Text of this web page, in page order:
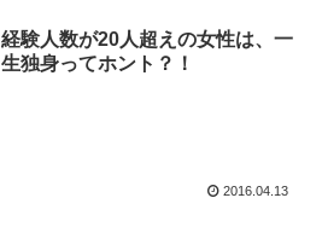
経験人数が20人超えの女性は、一
生独身ってホント？！
2016.04.13